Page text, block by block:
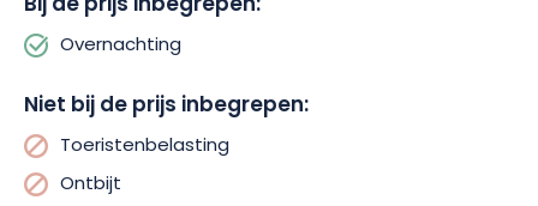
Overnachting
Niet bij de prijs inbegrepen:
Toeristenbelasting
Ontbijt